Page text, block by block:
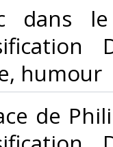
dans
humour‎
de